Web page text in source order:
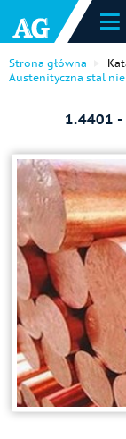
Strona główna
Austenityczna stal
1.4401 -